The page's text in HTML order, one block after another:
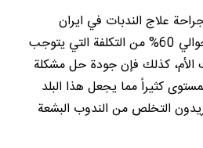
علاج الندبات في ايران
ستكون قادراً على توفير حوالي 60% من التكلفة التي يتوجب
الأم، كذلك فإن جودة حل مشكلة
كثيراً مما يجعل هذا البلد
التخلص من الندوب البشعة